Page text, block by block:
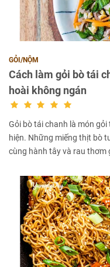
GỎI/NỘM
Cách làm gỏi bò tái
hoài không ngán
Gỏi bò tái chanh là món
hiện. Những miếng thịt bò
cùng hành tây và rau thơm